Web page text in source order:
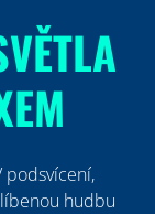
podsvícení,
hudbu